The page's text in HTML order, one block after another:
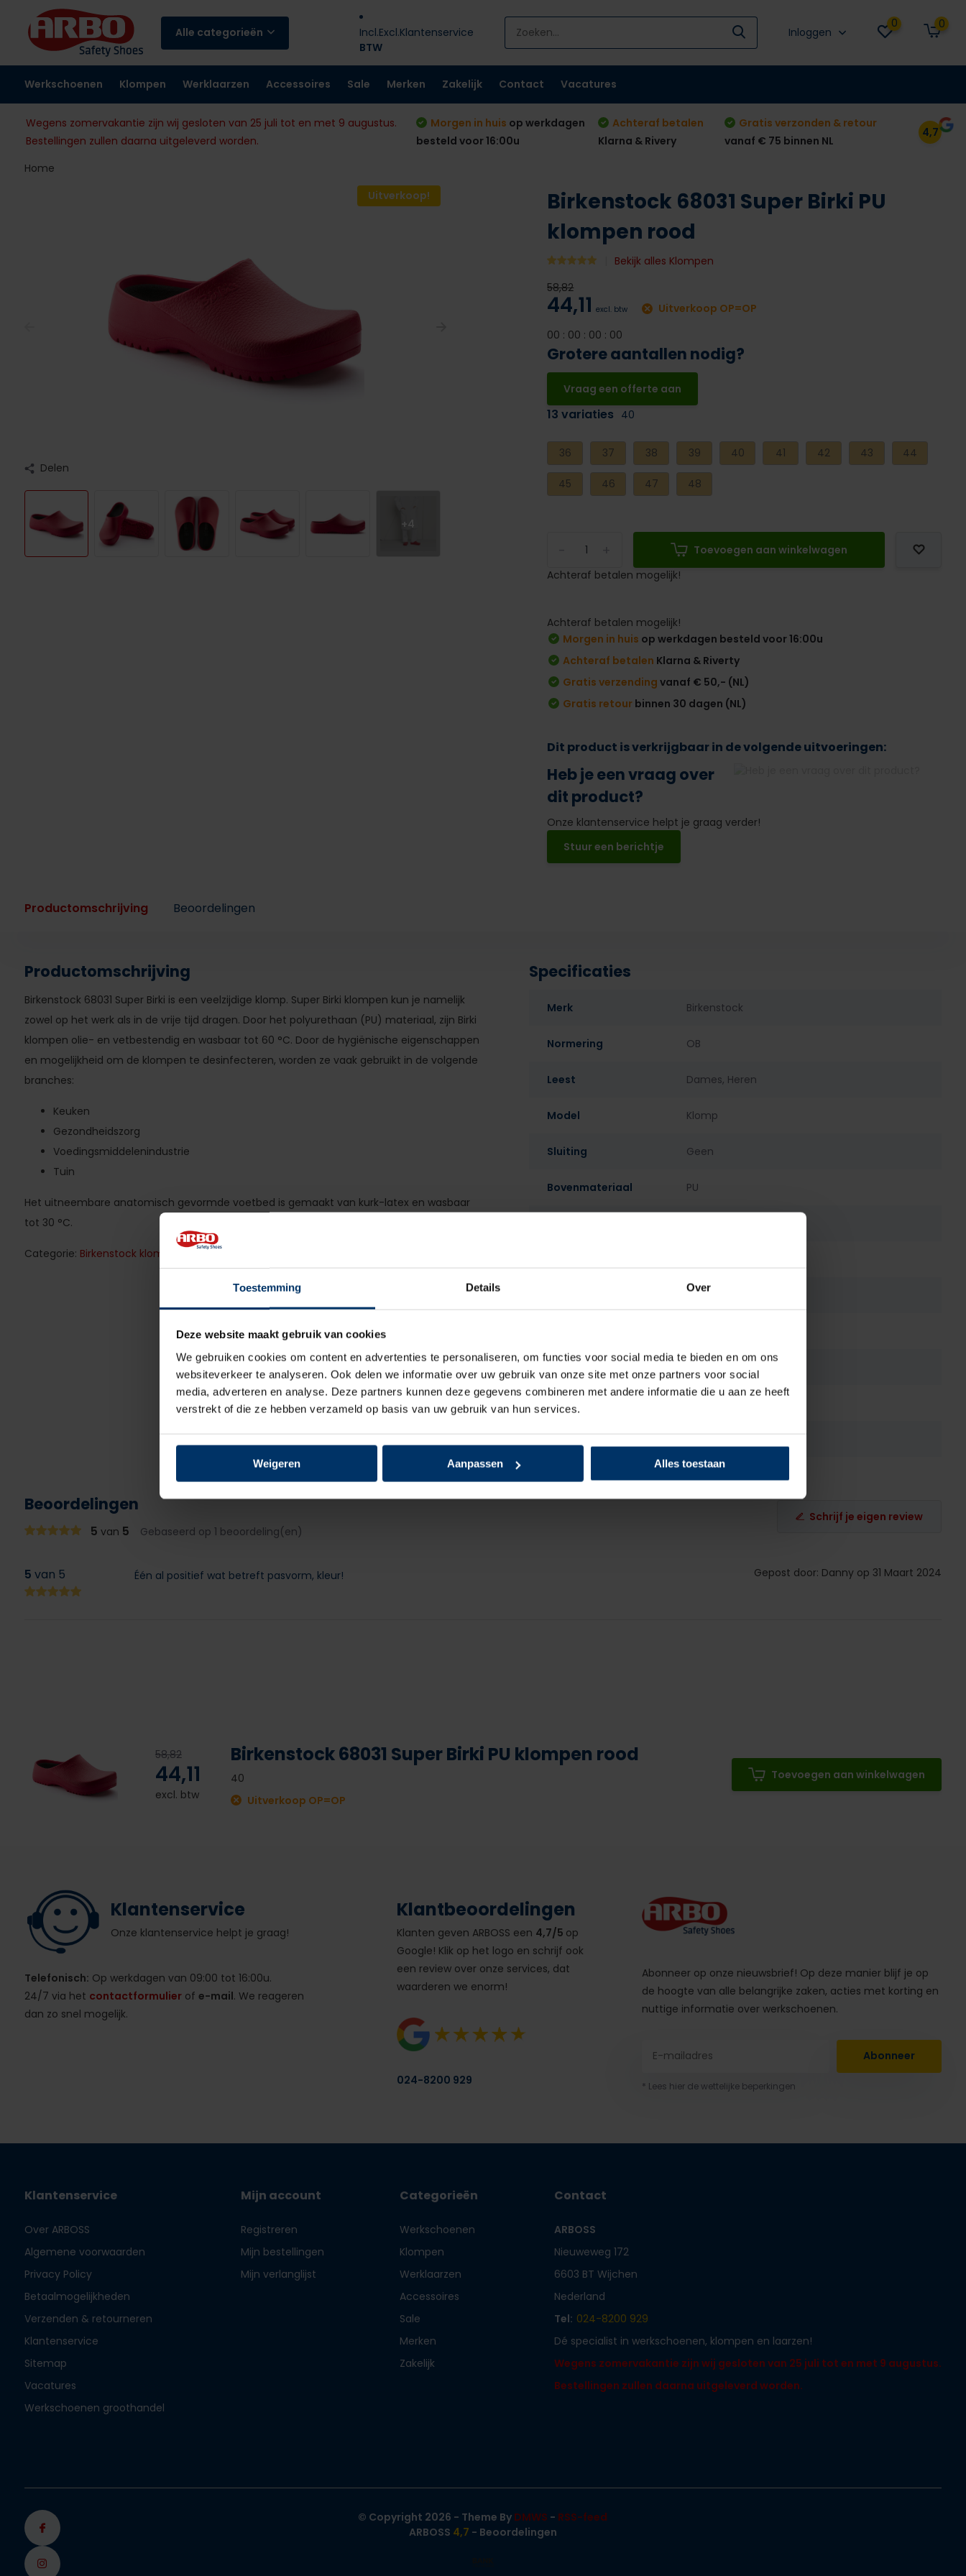
Toestemming Details Over
Deze website maakt gebruik van cookies
We gebruiken cookies om content en advertenties te personaliseren, om functies voor social media te bieden en om ons
websiteverkeer te analyseren. Ook delen we informatie over uw gebruik van onze site met onze partners voor social
media, adverteren en analyse. Deze partners kunnen deze gegevens combineren met andere informatie die u aan ze heeft
verstrekt of die ze hebben verzameld op basis van uw gebruik van hun services.
Weigeren Aanpassen Alles toestaan
Alle categorieën Incl.Excl.
BTW
Klantenservice Inloggen
0 0
Werkschoenen Klompen Werklaarzen Accessoires Sale Merken Zakelijk Contact Vacatures
Wegens zomervakantie zijn wij gesloten van 25 juli tot en met 9 augustus.
Bestellingen zullen daarna uitgeleverd worden.
Morgen in huis op werkdagen
besteld voor 16:00u
Achteraf betalen
Klarna & Rivery
Gratis verzonden & retour
vanaf € 75 binnen NL
4,7
Home
Uitverkoop!
Delen
+4
Birkenstock 68031 Super Birki PU
klompen rood
Bekijk alles Klompen
58,82
44,11 excl. btw
Uitverkoop OP=OP
00 : 00 : 00 : 00
Grotere aantallen nodig?
Vraag een offerte aan
13 variaties 40
36 37 38 39 40 41 42 43 44
45 46 47 48
Toevoegen aan winkelwagen
Achteraf betalen mogelijk!
Achteraf betalen mogelijk!
Morgen in huis op werkdagen besteld voor 16:00u
Achteraf betalen Klarna & Riverty
Gratis verzending vanaf € 50,- (NL)
Gratis retour binnen 30 dagen (NL)
Dit product is verkrijgbaar in de volgende uitvoeringen:
Heb je een vraag over
dit product?
Onze klantenservice helpt je graag verder!
Stuur een berichtje
Productomschrijving Beoordelingen
Productomschrijving
Birkenstock 68031 Super Birki is een veelzijdige klomp. Super Birki klompen kun je namelijk
zowel op het werk als in de vrije tijd dragen. Door het polyurethaan (PU) materiaal, zijn Birki
klompen olie- en vetbestendig en wasbaar tot 60 °C. Door de hygiënische eigenschappen
en mogelijkheid om de klompen te desinfecteren, worden ze vaak gebruikt in de volgende
branches:
Keuken
Gezondheidszorg
Voedingsmiddelenindustrie
Tuin
Het uitneembare anatomisch gevormde voetbed is gemaakt van kurk-latex en wasbaar
tot 30 °C.
Categorie: Birkenstock klompen
Specificaties
Merk Birkenstock
Normering OB
Leest Dames, Heren
Model Klomp
Sluiting Geen
Bovenmateriaal PU
Geen
Overige specificaties
Kleur Rood
Beoordelingen
5 van 5 Gebaseerd op 1 beoordeling(en)
Schrijf je eigen review
5 van 5 Één al positief wat betreft pasvorm, kleur! Gepost door: Danny op 31 Maart 2024
58,82
44,11
excl. btw
Birkenstock 68031 Super Birki PU klompen rood
40
Uitverkoop OP=OP
Toevoegen aan winkelwagen
Klantenservice
Onze klantenservice helpt je graag!
Telefonisch: Op werkdagen van 09:00 tot 16:00u.
24/7 via het contactformulierof e-mail. We reageren
dan zo snel mogelijk.
Klantbeoordelingen
Klanten geven ARBOSS een 4,7/5 op
Google! Klik op het logo en schrijf ook
een review over onze services, dat
waarderen we enorm!
024-8200 929
Abonneer op onze nieuwsbrief! Op deze manier blijf je op
de hoogte van alle belangrijke zaken, acties met korting en
nuttige informatie over werkschoenen.
Abonneer
* Lees hier de wettelijke beperkingen
Klantenservice
Over ARBOSS
Algemene voorwaarden
Privacy Policy
Betaalmogelijkheden
Verzenden & retourneren
Klantenservice
Sitemap
Vacatures
Werkschoenen groothandel
Mijn account
Registreren
Mijn bestellingen
Mijn verlanglijst
Categorieën
Werkschoenen
Klompen
Werklaarzen
Accessoires
Sale
Merken
Zakelijk
Contact
ARBOSS
Nieuweweg 172
6603 BT Wijchen
Nederland
Tel: 024-8200 929
Dé specialist in werkschoenen, klompen en laarzen!
Wegens zomervakantie zijn wij gesloten van 25 juli tot en met 9 augustus.
Bestellingen zullen daarna uitgeleverd worden.
© Copyright 2026 - Theme By DMWS - RSS-feed
ARBOSS 4,7 - Beoordelingen